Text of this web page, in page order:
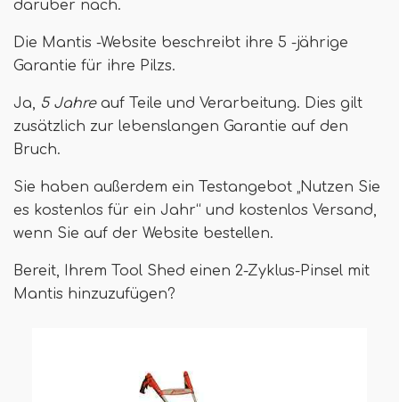
darüber nach.
Die Mantis -Website beschreibt ihre 5 -jährige
Garantie für ihre Pilzs.
Ja, 5 Jahreauf Teile und Verarbeitung. Dies gilt
zusätzlich zur lebenslangen Garantie auf den
Bruch.
Sie haben außerdem ein Testangebot „Nutzen Sie
es kostenlos für ein Jahr“ und kostenlos Versand,
wenn Sie auf der Website bestellen.
Bereit, Ihrem Tool Shed einen 2-Zyklus-Pinsel mit
Mantis hinzuzufügen?